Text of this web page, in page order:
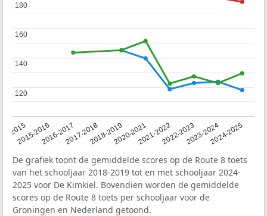
2015
2015-20162016-20172017-20182018-20192020-20212021-20222022-20232023-20242024-2025
120
120
140
140
160
160
180
180
De grafiek toont de gemiddelde scores op de Route 8 toets
van het schooljaar 2018-2019 tot en met schooljaar 2024-
2025 voor De Kimkiel. Bovendien worden de gemiddelde
scores op de Route 8 toets per schooljaar voor de
Groningen en Nederland getoond.